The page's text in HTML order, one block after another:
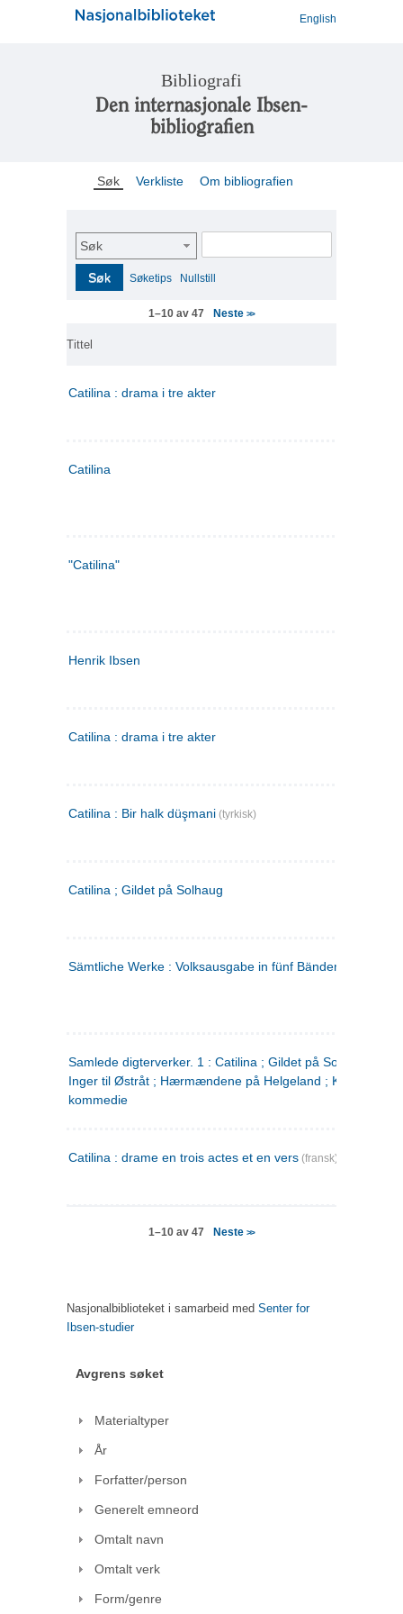
English
Bibliografi
Den internasjonale Ibsen-
bibliografien
Søk Verkliste Om bibliografien
Søk
Søk Søketips Nullstill
1–10 av 47 Neste>>
Tittel
Catilina : drama i tre akter
Catilina
"Catilina"
Henrik Ibsen
Catilina : drama i tre akter
Catilina : Bir halk düşmani (tyrkisk)
Catilina ; Gildet på Solhaug
Sämtliche Werke : Volksausgabe in fünf Bänden
Samlede digterverker. 1 : Catilina ; Gildet på Solhaug ; Fru
Inger til Østråt ; Hærmændene på Helgeland ;
kommedie
Catilina : drame en trois actes et en vers (fransk)
1–10 av 47 Neste>>
Nasjonalbiblioteket i samarbeid med Senter for
Ibsen-studier
Avgrens søket
Materialtyper
År
Forfatter/person
Generelt emneord
Omtalt navn
Omtalt verk
Form/genre